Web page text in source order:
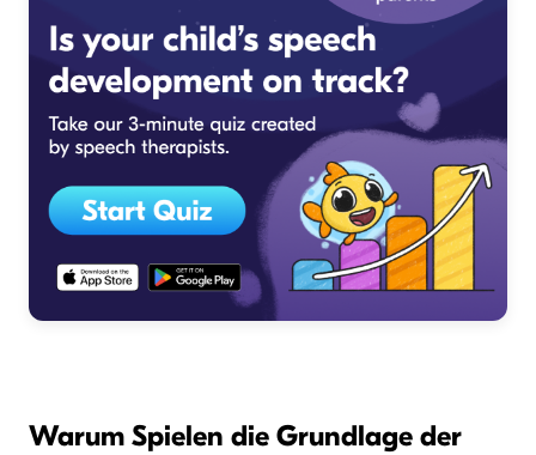
Warum Spielen die Grundlage der